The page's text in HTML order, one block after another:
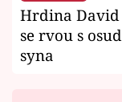
Hrdina
se rvou s
syna